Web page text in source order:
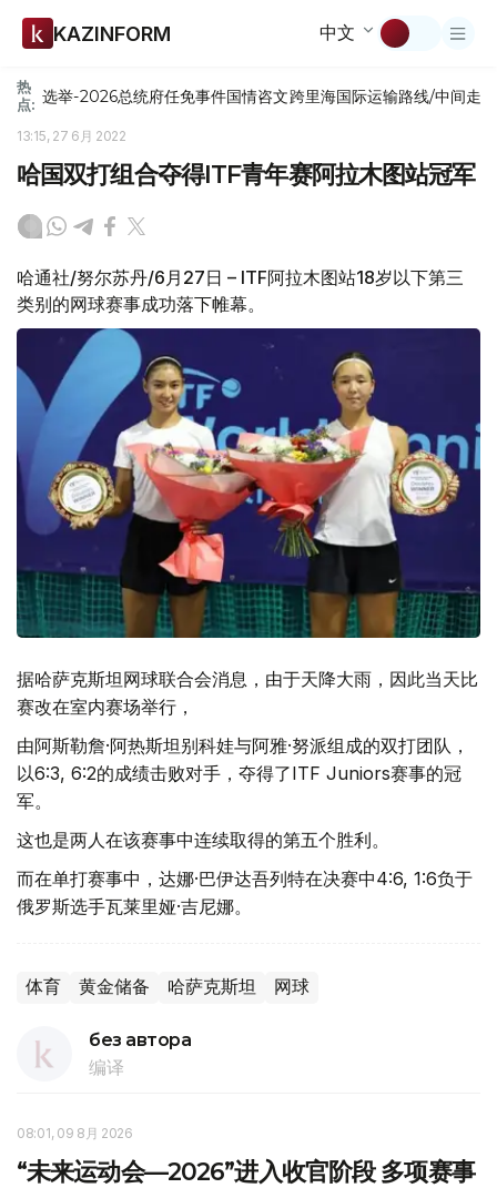
KAZINFORM 中文
热
点: 选举-2026总统府任免事件国情咨文跨里海国际运输路线/中间走廊
13:15, 27 6月 2022
哈国双打组合夺得ITF青年赛阿拉木图站冠军
哈通社/努尔苏丹/6月27日 – ITF阿拉木图站18岁以下第三
类别的网球赛事成功落下帷幕。
据哈萨克斯坦网球联合会消息，由于天降大雨，因此当天比
赛改在室内赛场举行，
由阿斯勒詹·阿热斯坦别科娃与阿雅·努派组成的双打团队，
以6:3, 6:2的成绩击败对手，夺得了ITF Juniors赛事的冠
军。
这也是两人在该赛事中连续取得的第五个胜利。
而在单打赛事中，达娜·巴伊达吾列特在决赛中4:6, 1:6负于
俄罗斯选手瓦莱里娅·吉尼娜。
体育 黄金储备 哈萨克斯坦 网球
без автора
编译
08:01, 09 8月 2026
“未来运动会—2026”进入收官阶段 多项赛事